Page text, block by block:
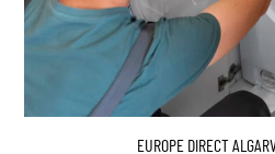
EUROPE DIRECT